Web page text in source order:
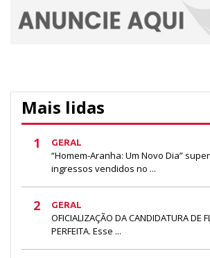
Mais lidas
1 GERAL
“Homem-Aranha: Um Novo Dia”
ingressos vendidos no ...
2 GERAL
OFICIALIZAÇÃO DA CANDIDATURA DE
PERFEITA. Esse ...